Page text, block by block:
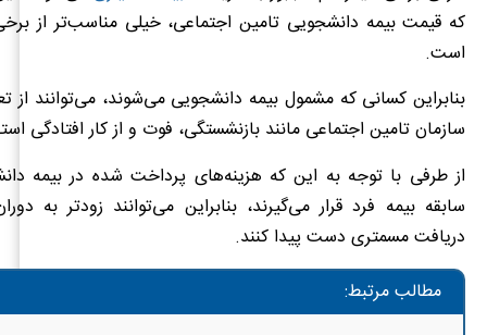
که قیمت بیمه دانشجویی تامین اجتماعی، خیلی مناسب‌تر از
است.
بنابراین کسانی که مشمول بیمه دانشجویی می‌شوند، می‌توانند از
سازمان تامین اجتماعی مانند بازنشستگی، فوت و از کار افتادگی
از طرفی با توجه به این که هزینه‌های پرداخت شده در بیمه
سابقه بیمه فرد قرار می‌گیرند، بنابراین می‌توانند زودتر به
دریافت مسمتری دست پیدا کنند.
مطالب مرتبط: